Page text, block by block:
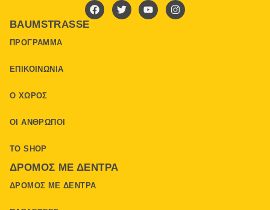
BAUMSTRASSE
ΠΡΌΓΡΑΜΜΑ
ΕΠΙΚΟΙΝΩΝΊΑ
Ο ΧΏΡΟΣ
ΟΙ ΆΝΘΡΩΠΟΙ
ΤΟ SHOP
ΔΡΌΜΟΣ ΜΕ ΔΈΝΤΡΑ
ΔΡΌΜΟΣ ΜΕ ΔΈΝΤΡΑ